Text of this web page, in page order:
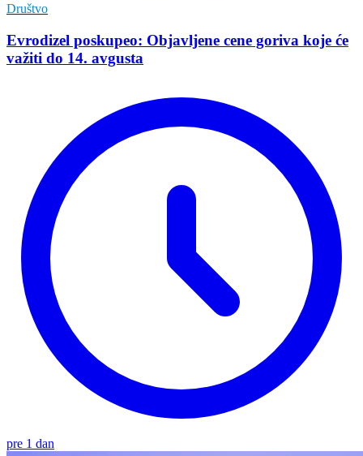
Društvo
Evrodizel poskupeo: Objavljene cene goriva koje će
važiti do 14. avgusta
pre 1 dan